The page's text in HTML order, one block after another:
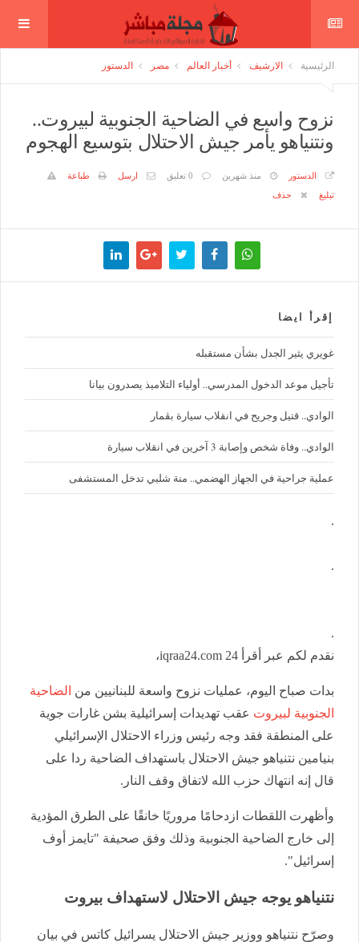
الرئيسية الارشيف أخبار العالم مصر الدستور
نزوح واسع في الضاحية الجنوبية لبيروت..
ونتنياهو يأمر جيش الاحتلال بتوسيع الهجوم
الدستور منذ شهرين 0 تعليق ارسل
طباعة
تبليغ
حذف
إقرأ ايضا
غويري يثير الجدل بشأن مستقبله
تأجيل موعد الدخول المدرسي.. أولياء التلاميذ يصدرون بيانا
الوادي.. قتيل وجريح في انقلاب سيارة بڨمار
الوادي.. وفاة شخص وإصابة 3 آخرين في انقلاب سيارة
عملية جراحية في الجهاز الهضمي.. منة شلبي تدخل المستشفى
.
.
.
نقدم لكم عبر أقرأ 24 iqraa24.com،
بدات صباح اليوم، عمليات نزوح واسعة للبنانيين من الضاحية
الجنوبية لبيروت عقب تهديدات إسرائيلية بشن غارات جوية
على المنطقة فقد وجه رئيس وزراء الاحتلال الإسرائيلي
بنيامين نتنياهو جيش الاحتلال باستهداف الضاحية ردا على
قال إنه انتهاك حزب الله لاتفاق وقف النار.
وأظهرت اللقطات ازدحامًا مروريًا خانقًا على الطرق المؤدية
إلى خارج الضاحية الجنوبية وذلك وفق صحيفة "تايمز أوف
إسرائيل".
نتنياهو يوجه جيش الاحتلال لاستهداف بيروت
وصرّح نتنياهو ووزير جيش الاحتلال يسرائيل كاتس في بيان